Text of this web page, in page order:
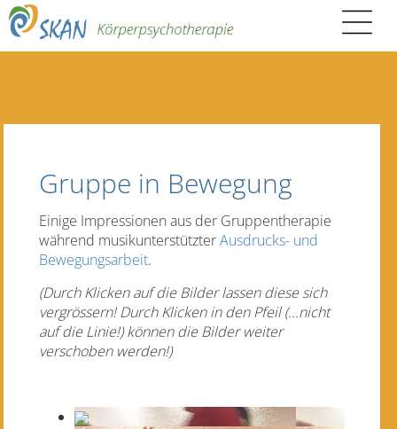
Gruppe in Bewegung
Einige Impressionen aus der Gruppentherapie
während musikunterstützterAusdrucks- und
Bewegungsarbeit.
(Durch Klicken auf die Bilder lassen diese sich
vergrössern!Durch Klicken in den Pfeil (...nicht
auf die Linie!) können die Bilder weiter
verschoben werden!)